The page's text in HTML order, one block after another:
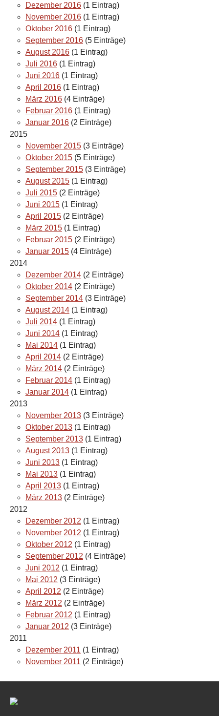
Dezember 2016 (1 Eintrag)
November 2016 (1 Eintrag)
Oktober 2016 (1 Eintrag)
September 2016 (5 Einträge)
August 2016 (1 Eintrag)
Juli 2016 (1 Eintrag)
Juni 2016 (1 Eintrag)
April 2016 (1 Eintrag)
März 2016 (4 Einträge)
Februar 2016 (1 Eintrag)
Januar 2016 (2 Einträge)
2015
November 2015 (3 Einträge)
Oktober 2015 (5 Einträge)
September 2015 (3 Einträge)
August 2015 (1 Eintrag)
Juli 2015 (2 Einträge)
Juni 2015 (1 Eintrag)
April 2015 (2 Einträge)
März 2015 (1 Eintrag)
Februar 2015 (2 Einträge)
Januar 2015 (4 Einträge)
2014
Dezember 2014 (2 Einträge)
Oktober 2014 (2 Einträge)
September 2014 (3 Einträge)
August 2014 (1 Eintrag)
Juli 2014 (1 Eintrag)
Juni 2014 (1 Eintrag)
Mai 2014 (1 Eintrag)
April 2014 (2 Einträge)
März 2014 (2 Einträge)
Februar 2014 (1 Eintrag)
Januar 2014 (1 Eintrag)
2013
November 2013 (3 Einträge)
Oktober 2013 (1 Eintrag)
September 2013 (1 Eintrag)
August 2013 (1 Eintrag)
Juni 2013 (1 Eintrag)
Mai 2013 (1 Eintrag)
April 2013 (1 Eintrag)
März 2013 (2 Einträge)
2012
Dezember 2012 (1 Eintrag)
November 2012 (1 Eintrag)
Oktober 2012 (1 Eintrag)
September 2012 (4 Einträge)
Juni 2012 (1 Eintrag)
Mai 2012 (3 Einträge)
April 2012 (2 Einträge)
März 2012 (2 Einträge)
Februar 2012 (1 Eintrag)
Januar 2012 (3 Einträge)
2011
Dezember 2011 (1 Eintrag)
November 2011 (2 Einträge)